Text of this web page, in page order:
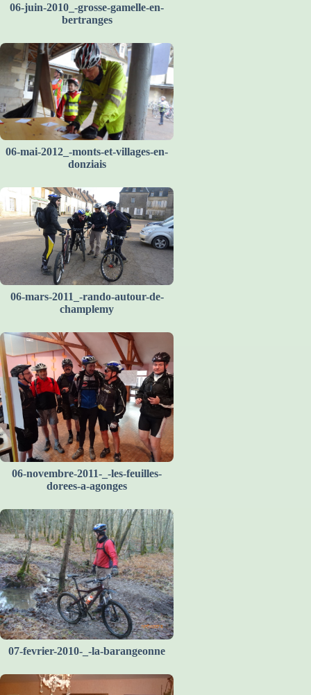
06-juin-2010_-grosse-gamelle-en-
bertranges
06-mai-2012_-monts-et-villages-en-
donziais
06-mars-2011_-rando-autour-de-
champlemy
06-novembre-2011-_-les-feuilles-
dorees-a-agonges
07-fevrier-2010-_-la-barangeonne